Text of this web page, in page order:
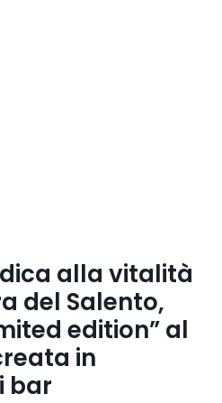
alla vitalità
del Salento,
edition” al
in
bar